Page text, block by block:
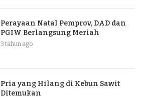
Perayaan Natal Pemprov, DAD dan
PGIW Berlangsung Meriah
3 tahun ago
Pria yang Hilang di Kebun Sawit
Ditemukan